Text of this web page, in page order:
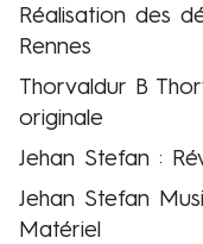
Réalisation des
Rennes
Thorvaldur B
originale
Jehan Stefan :
Jehan Stefan
Matériel